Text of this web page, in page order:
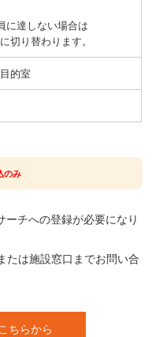
に達しない場合は
切り替わります。
的室
のみ
チへの登録が必要になり
たは施設窓口までお問い合
ちらから